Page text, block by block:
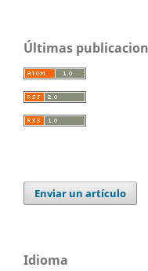
Últimas
Enviar un artículo
Idioma